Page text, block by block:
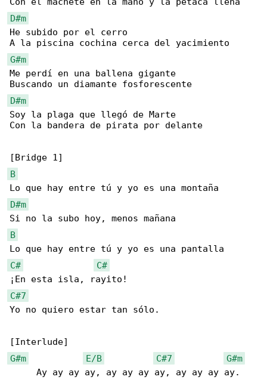
D#m
He subido por el cerro
G#m
Me perdí en una ballena gigante
D#m
Soy la plaga que llegó de Marte
Con la bandera de pirata por delante
B
D#m
B
C#
C#
C#7
Yo no quiero estar tan sólo.
G#m
E/B C#7
G#m
     Ay ay ay ay, ay ay ay ay, ay ay ay ay.